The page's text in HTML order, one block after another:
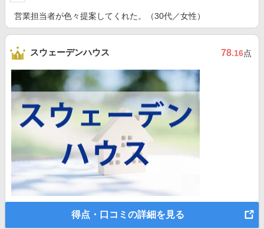
営業担当者が色々提案してくれた。（30代／女性）
スウェーデンハウス 78.16点
得点・口コミの詳細を見る